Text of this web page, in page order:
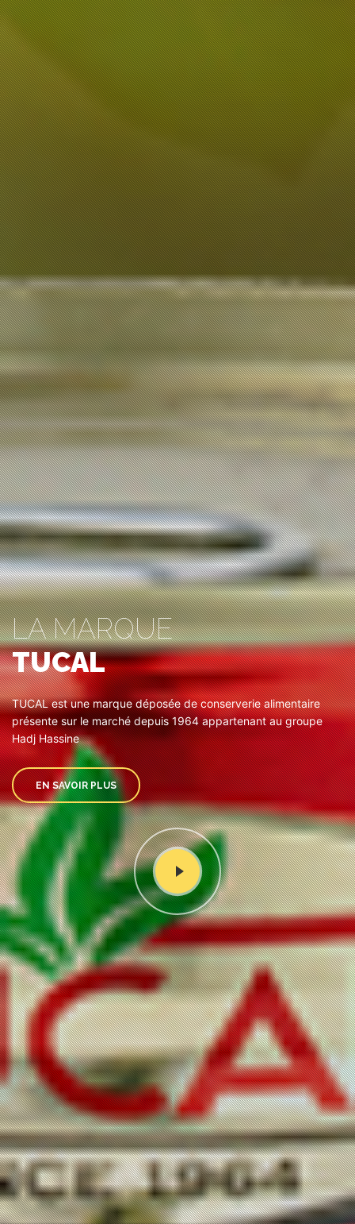
LA MARQUE
TUCAL
TUCAL est une marque déposée de conserverie alimentaire
présente sur le marché depuis 1964 appartenant au groupe
Hadj Hassine
EN SAVOIR PLUS